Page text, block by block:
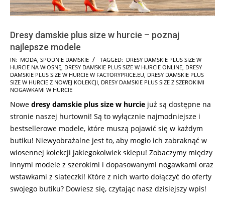
Dresy damskie plus size w hurcie – poznaj
najlepsze modele
2022-
04-
20
IN: MODA SPODNIE DAMSKIE TAGGED: DRESY DAMSKIE PLUS SIZE W
HURCIE NA WIOSNĘ DRESY DAMSKIE PLUS SIZE W HURCIE ONLINE DRESY
DAMSKIE PLUS SIZE W HURCIE W FACTORYPRICE.EU DRESY DAMSKIE PLUS
SIZE W HURCIE Z NOWEJ KOLEKCJI DRESY DAMSKIE PLUS SIZE Z SZEROKIMI
NOGAWKAMI W HURCIE
Nowe dresy damskie plus size w hurcie już są dostępne na
stronie naszej hurtowni! Są to wyłącznie najmodniejsze i
bestsellerowe modele, które muszą pojawić się w każdym
butiku! Niewyobrażalne jest to, aby mogło ich zabraknąć w
wiosennej kolekcji jakiegokolwiek sklepu! Zobaczymy między
innymi modele z szerokimi i dopasowanymi nogawkami oraz
wstawkami z siateczki! Które z nich warto dołączyć do oferty
swojego butiku? Dowiesz się, czytając nasz dzisiejszy wpis!